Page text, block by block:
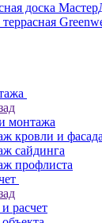
доска
террасная
монтажа
кровли и фасада
сайдинга
профлиста
расчет